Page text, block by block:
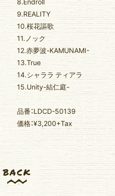
9.REALITY
10.桜花謳歌
11.ノック
12.赤夢波-KAMUNAMI-
13.True
14.シャララ ティアラ
15.Unity-結仁庭-
品番：LDCD-50139
価格：¥3,200+Tax
BACK